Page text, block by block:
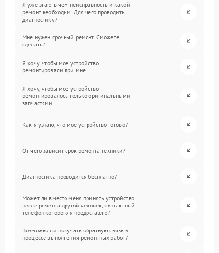
Я уже знаю в чем неисправность и какой
ремонт необходим. Для чего проводить
диагностику?
Мне нужен срочный ремонт. Сможете
сделать?
Я хочу, чтобы мое устройство
ремонтировали при мне.
Я хочу, чтобы мое устройство
ремонтировалось только оригинальными
запчастями.
Как я узнаю, что мое устройство готово?
От чего зависит срок ремонта техники?
Диагностика проводится бесплатно?
Может ли вместо меня принять устройство
после ремонта другой человек, контактный
телефон которого я предоставлю?
Возможно ли получать обратную связь в
процессе выполнения ремонтных работ?